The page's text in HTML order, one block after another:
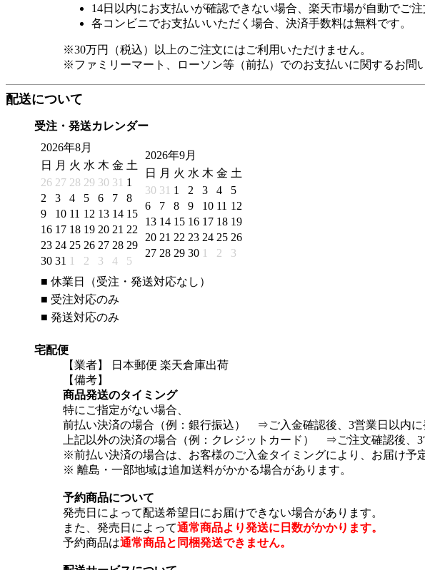
14日以内にお支払いが確認できない場合、楽天市場が自動でご注
各コンビニでお支払いいただく場合、決済手数料は無料です。
※30万円（税込）以上のご注文にはご利用いただけません。
※ファミリーマート、ローソン等（前払）でのお支払いに関するお問
配送について
受注・発送カレンダー
2026年8月
日
月 火 水 木 金 土
26 27 28 29 30 31 1
2
3 4 5 6 7
8
9
10 11 12 13 14 15
16 17 18 19 20 21 22
23 24 25 26 27 28 29
30 31 1 2 3 4 5
2026年9月
日
月 火 水 木 金 土
30 31 1 2 3 4
5
6
7 8 9 10 11 12
13 14 15 16 17 18 19
20 21 22 23 24 25 26
27 28 29 30 1 2 3
■ 休業日（受注・発送対応なし）
■ 受注対応のみ
■ 発送対応のみ
宅配便
【業者】 日本郵便 楽天倉庫出荷
【備考】
商品発送のタイミング
特にご指定がない場合、
前払い決済の場合（例：銀行振込） ⇒ご入金確認後、3営業日以内に
上記以外の決済の場合（例：クレジットカード） ⇒ご注文確認後、3
※前払い決済の場合は、お客様のご入金タイミングにより、お届け予
※ 離島・一部地域は追加送料がかかる場合があります。
予約商品について
発売日によって配送希望日にお届けできない場合があります。
また、発売日によって通常商品より発送に日数がかかります。
予約商品は通常商品と同梱発送できません。